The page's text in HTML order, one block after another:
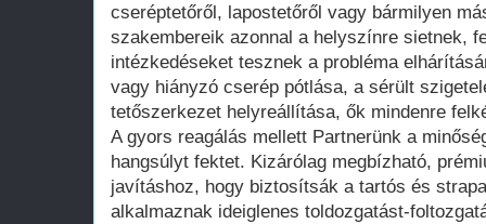
cseréptetőről, lapostetőről vagy bármilyen
szakembereik azonnal a helyszínre sietnek,
intézkedéseket tesznek a probléma
vagy hiányzó cserép pótlása, a sérült
tetőszerkezet helyreállítása, ők mindenre
A gyors reagálás mellett Partnerünk a
hangsúlyt fektet. Kizárólag megbízható,
javításhoz, hogy biztosítsák a tartós és
alkalmaznak ideiglenes toldozgatást-